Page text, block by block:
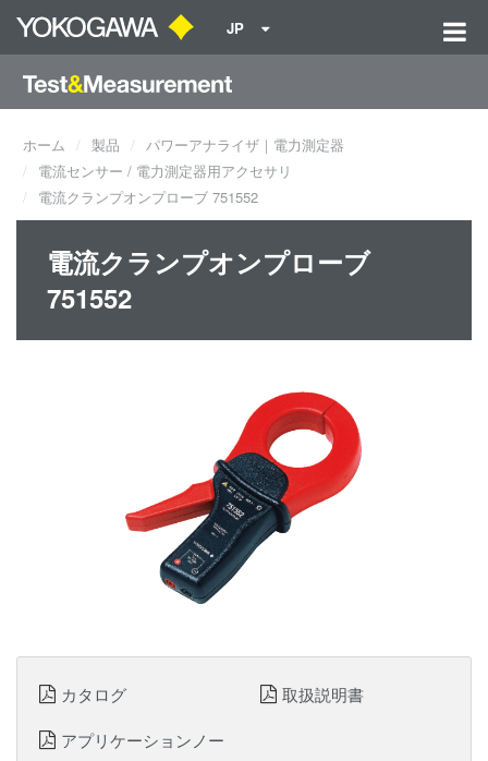
JP
ホーム 製品
パワーアナライザ｜電力測定器
電流センサー / 電力測定器用アクセサリ
電流クランプオンプローブ 751552
電流クランプオンプローブ
751552
カタログ
取扱説明書
アプリケーションノー